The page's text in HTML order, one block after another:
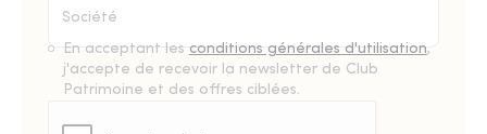
En acceptant les conditions générales d'utilisation,
j'accepte de recevoir la newsletter de Club
Patrimoine et des offres ciblées.